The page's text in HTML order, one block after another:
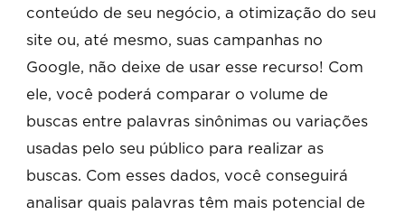
conteúdo de seu negócio, a otimização do seu
site ou, até mesmo, suas campanhas no
Google, não deixe de usar esse recurso! Com
ele, você poderá comparar o volume de
buscas entre palavras sinônimas ou variações
usadas pelo seu público para realizar as
buscas. Com esses dados, você conseguirá
analisar quais palavras têm mais potencial de